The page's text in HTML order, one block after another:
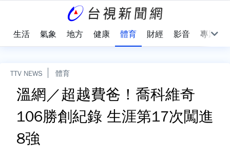
生活 氣象 地方 健康 體育 財經 影音 專題
TTV NEWS 體育
溫網／超越費爸！喬科維奇
106勝創紀錄 生涯第17次闖進
8強